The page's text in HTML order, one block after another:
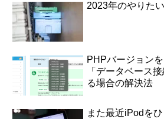
2023年のやりた
PHPバージョン
「データベース
る場合の解決法
また最近iPodを